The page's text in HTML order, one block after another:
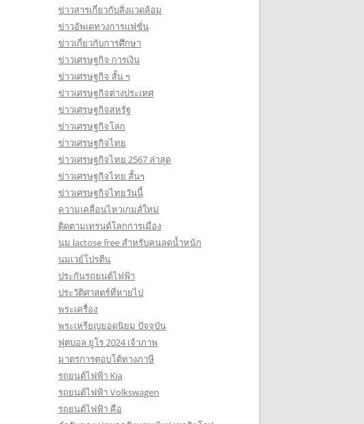
ข่าวสารเกี่ยวกับสิ่งแวดล้อม
ข่าวอัพเดทวงการแฟชั่น
ข่าวเกี่ยวกับการศึกษา
ข่าวเศรษฐกิจ การเงิน
ข่าวเศรษฐกิจ สั้น ๆ
ข่าวเศรษฐกิจต่างประเทศ
ข่าวเศรษฐกิจสหรัฐ
ข่าวเศรษฐกิจโลก
ข่าวเศรษฐกิจไทย
ข่าวเศรษฐกิจไทย 2567 ล่าสุด
ข่าวเศรษฐกิจไทย สั้นๆ
ข่าวเศรษฐกิจไทยวันนี้
ความเคลื่อนไหวเกมส์ใหม่
ติดตามเทรนด์โลกการเมือง
นม lactose free สำหรับคนลดน้ำหนัก
นมเวย์โปรตีน
ประกันรถยนต์ไฟฟ้า
ประวัติศาสตร์ที่หายไป
พระเครื่อง
พระเหรียญยอดนิยม ปัจจุบัน
ฟุตบอล ยูโร 2024 เจ้าภาพ
มาตรการตอบโต้ทางภาษี
รถยนต์ไฟฟ้า Kia
รถยนต์ไฟฟ้า Volkswagen
รถยนต์ไฟฟ้า คือ